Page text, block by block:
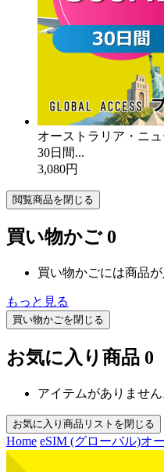
オーストラリア・ニ
30日間...
3,080円
閲覧商品を閉じる
買い物かご 0
買い物かごには商品が
もっと見る
買い物かごを閉じる
お気に入り商品 0
アイテムがありません
お気に入り商品リストを閉じる
Home eSIM (グローバル)オ